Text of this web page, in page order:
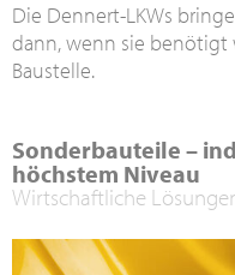
Die Dennert-LKWs
dann, wenn sie
Baustelle.
Sonderbauteile –
höchstem Niveau
Wirtschaftliche